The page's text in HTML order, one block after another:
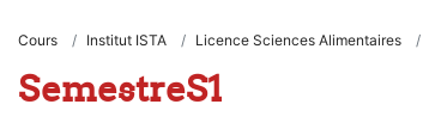
Cours Institut ISTA Licence Sciences Alimentaires
SemestreS1